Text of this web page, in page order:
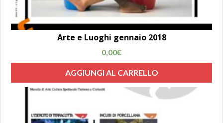
Arte e Luoghi gennaio 2018
0,00€
AGGIUNGI AL CARRELLO